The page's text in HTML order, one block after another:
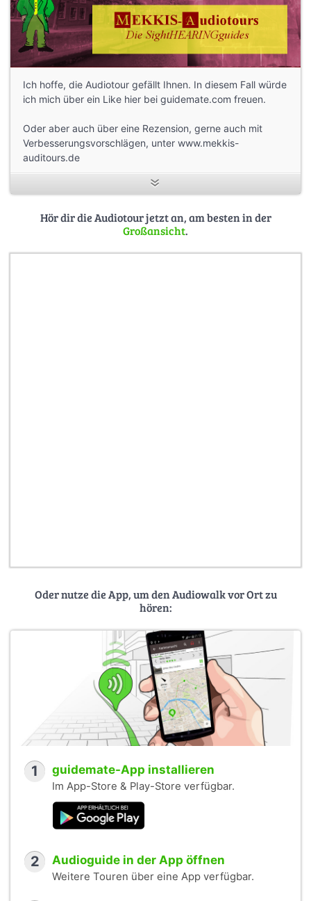
Ich hoffe, die Audiotour gefällt Ihnen. In diesem Fall würde
ich mich über ein Like hier bei guidemate.com freuen.
Oder aber auch über eine Rezension, gerne auch mit
Verbesserungsvorschlägen, unter www.mekkis-
auditours.de
Hör dir die Audiotour jetzt an, am besten in der
Großansicht.
Oder nutze die App, um den Audiowalk vor Ort zu
hören:
1 guidemate-App installieren
Im App-Store & Play-Store verfügbar.
2 Audioguide in der App öffnen
Weitere Touren über eine App verfügbar.